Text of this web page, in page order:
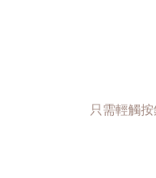
只需輕觸